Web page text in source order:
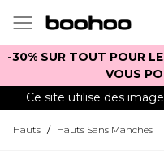
-30% SUR TOUT POUR
VOUS
Ce site utilise des
Hauts / Hauts Sans Manches